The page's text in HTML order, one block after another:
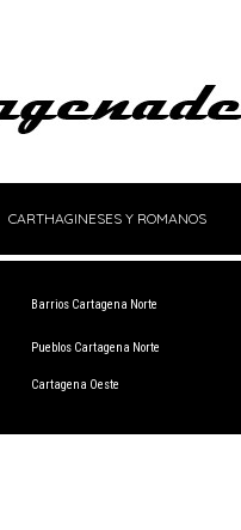
CARTHAGINESES Y ROMANOS
Barrios Cartagena Norte
Pueblos Cartagena Norte
Cartagena Oeste